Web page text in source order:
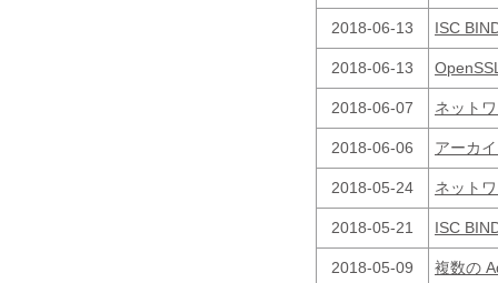
2018-06-13 ISC
2018-06-13
2018-06-07 ネット
2018-06-06 アーカ
2018-05-24 ネット
2018-05-21 ISC
2018-05-09 複数の